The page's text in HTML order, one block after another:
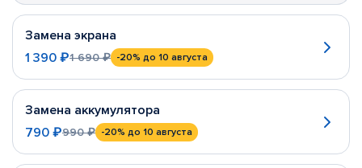
Замена экрана
1 390 ₽1 690 ₽ -20% до 10 августа
Замена аккумулятора
790 ₽990 ₽ -20% до 10 августа